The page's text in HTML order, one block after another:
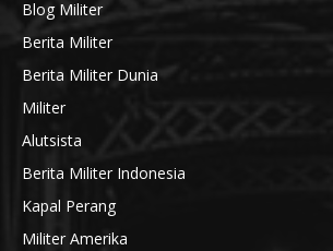
Blog Militer
Berita Militer
Berita Militer Dunia
Militer
Alutsista
Berita Militer Indonesia
Kapal Perang
Militer Amerika